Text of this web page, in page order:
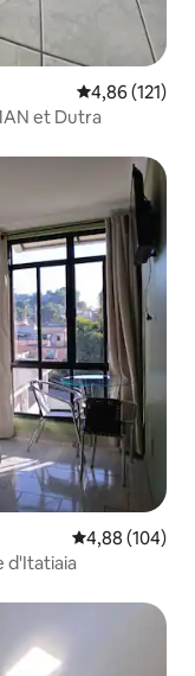
Note
4,86 (121)
et Dutra
Note
4,88 (104)
d'Itatiaia